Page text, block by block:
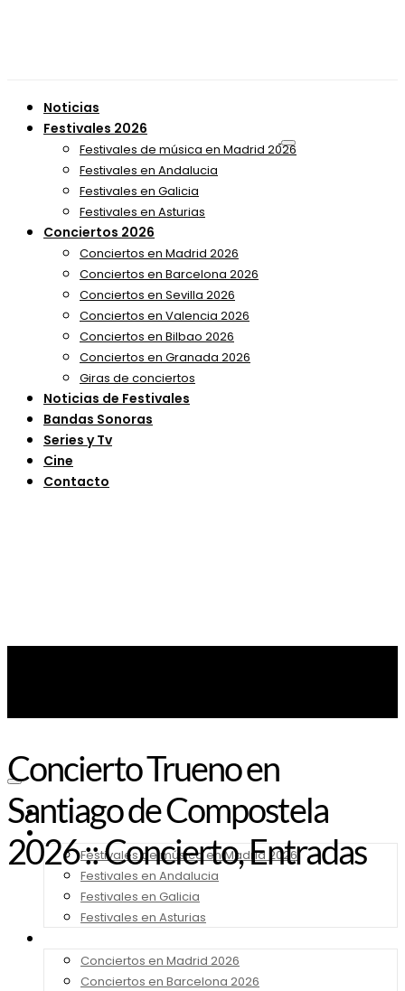
Noticias
Festivales 2026
Festivales de música en Madrid 2026
Festivales en Andalucia
Festivales en Galicia
Festivales en Asturias
Conciertos 2026
Conciertos en Madrid 2026
Conciertos en Barcelona 2026
Conciertos en Sevilla 2026
Conciertos en Valencia 2026
Conciertos en Bilbao 2026
Conciertos en Granada 2026
Giras de conciertos
Noticias de Festivales
Bandas Sonoras
Series y Tv
Cine
Contacto
Noticias
Festivales 2026
Festivales de música en Madrid 2026
Festivales en Andalucia
Festivales en Galicia
Festivales en Asturias
Conciertos en Madrid 2026
Conciertos en Barcelona 2026
Concierto Trueno en
Santiago de Compostela
2026 :: Concierto, Entradas